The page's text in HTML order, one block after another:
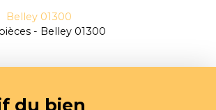
Belley 01300
- Belley 01300
du bien